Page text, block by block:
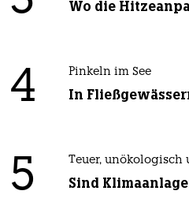
Wo die
4 Pinkeln im See
In
5 Teuer, unökologisch
Sind